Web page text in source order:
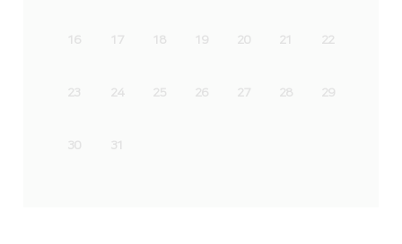
16 17 18 19 20 21 22
23 24 25 26 27 28 29
30 31